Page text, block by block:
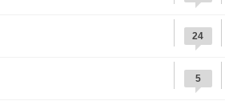
24
5